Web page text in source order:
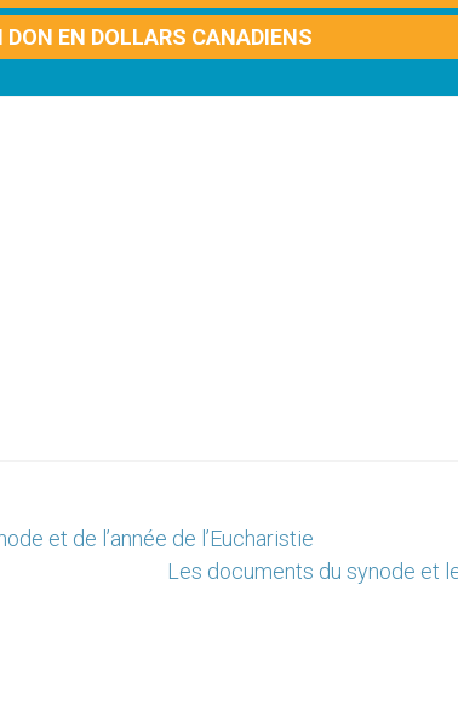
DON EN DOLLARS CANADIENS
et de l’année de l’Eucharistie
Les documents du synode et